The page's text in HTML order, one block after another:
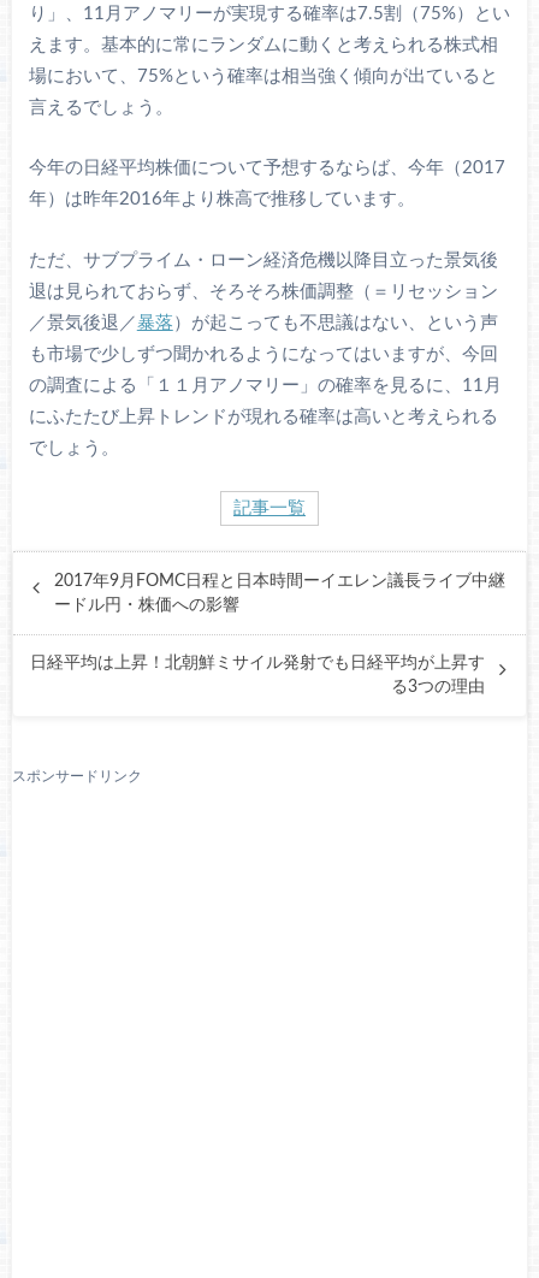
り」、11月アノマリーが実現する確率は7.5割（75%）とい
えます。基本的に常にランダムに動くと考えられる株式相
場において、75%という確率は相当強く傾向が出ていると
言えるでしょう。
今年の日経平均株価について予想するならば、今年（2017
年）は昨年2016年より株高で推移しています。
ただ、サブプライム・ローン経済危機以降目立った景気後
退は見られておらず、そろそろ株価調整（＝リセッション
／景気後退／暴落 ）が起こっても不思議はない、という声
も市場で少しずつ聞かれるようになってはいますが、今回
の調査による「１１月アノマリー」の確率を見るに、11月
にふたたび上昇トレンドが現れる確率は高いと考えられる
でしょう。
記事一覧
2017年9月FOMC日程と日本時間ーイエレン議長ライブ中継
ードル円・株価への影響
日経平均は上昇！北朝鮮ミサイル発射でも日経平均が上昇す
る3つの理由
スポンサードリンク